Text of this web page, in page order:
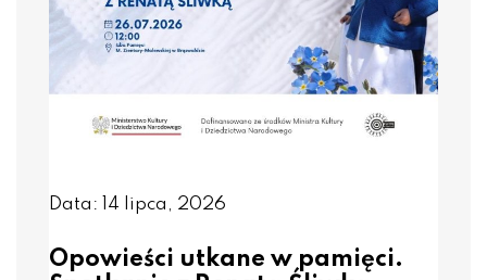
Data: 14 lipca, 2026
Opowieści utkane w pamięci.